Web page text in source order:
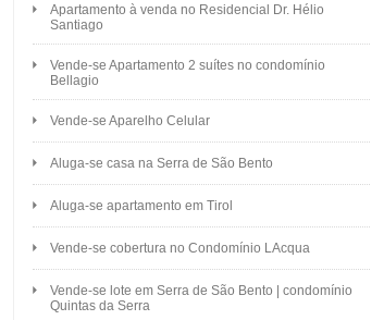
Apartamento à venda no Residencial Dr. Hélio
Santiago
Vende-se Apartamento 2 suítes no condomínio
Bellagio
Vende-se Aparelho Celular
Aluga-se casa na Serra de São Bento
Aluga-se apartamento em Tirol
Vende-se cobertura no Condomínio LAcqua
Vende-se lote em Serra de São Bento | condomínio
Quintas da Serra